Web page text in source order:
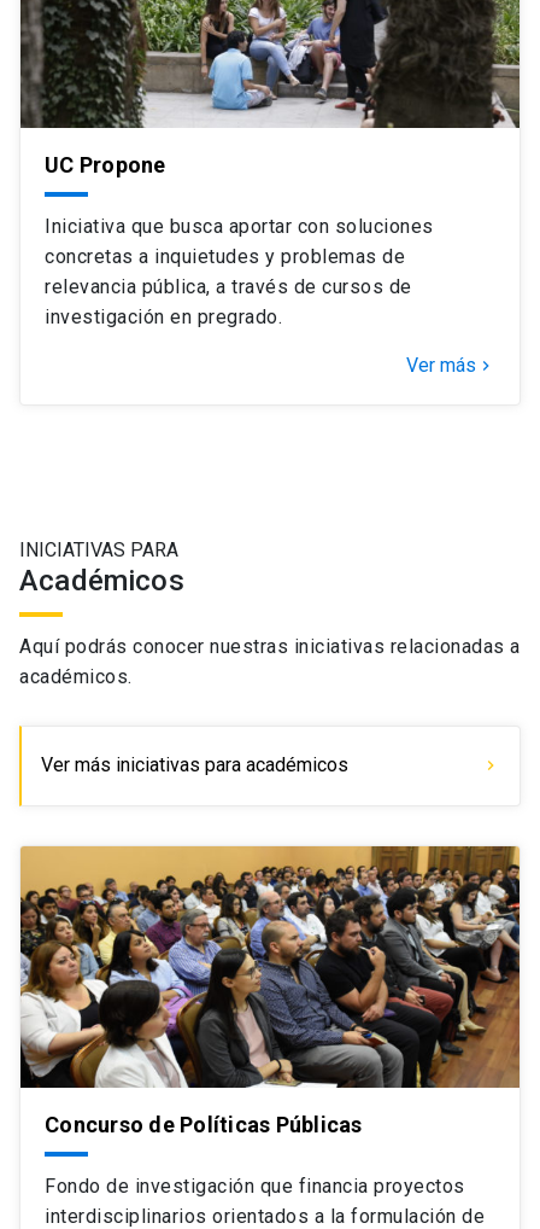
UC Propone
Iniciativa que busca aportar con soluciones
concretas a inquietudes y problemas de
relevancia pública, a través de cursos de
investigación en pregrado.
Ver más keyboard_arrow_right
INICIATIVAS PARA
Académicos
Aquí podrás conocer nuestras iniciativas relacionadas a
académicos.
Ver más iniciativas para académicos chevron_right
Concurso de Políticas Públicas
Fondo de investigación que financia proyectos
interdisciplinarios orientados a la formulación de